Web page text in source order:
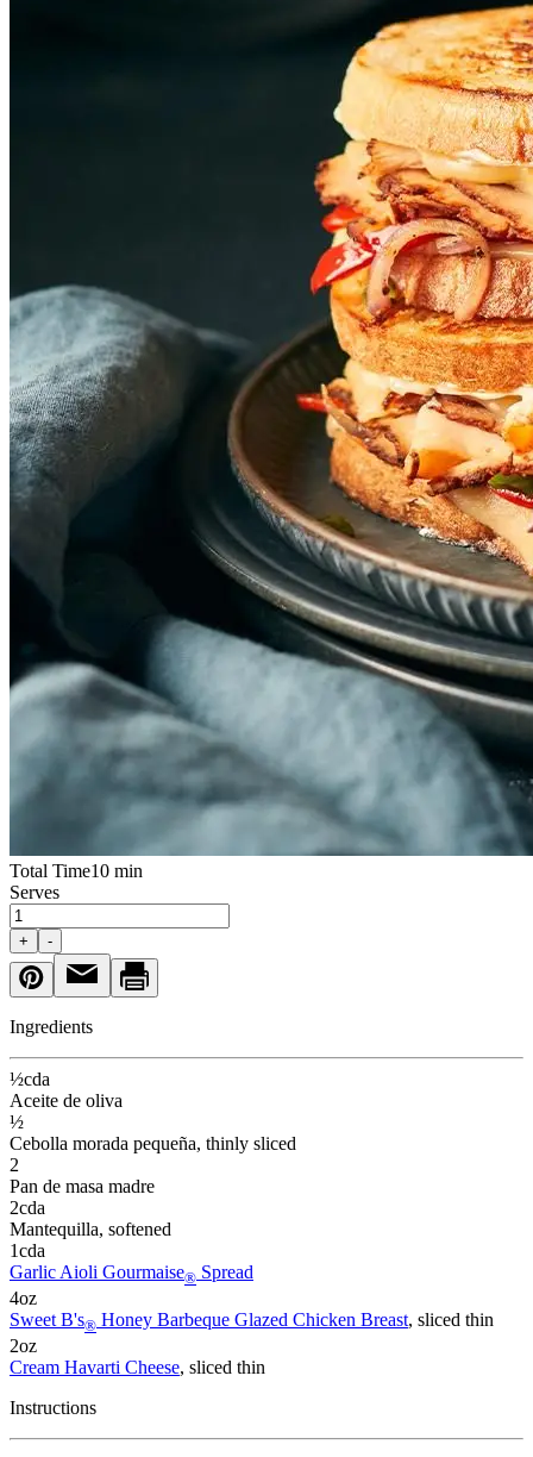
Total Time10 min
Serves
+ -
Ingredients
½cda
Aceite de oliva
½
Cebolla morada pequeña, thinly sliced
2
Pan de masa madre
2cda
Mantequilla, softened
1cda
Garlic Aioli Gourmaise® Spread
4oz
Sweet B's® Honey Barbeque Glazed Chicken Breast, sliced thin
2oz
Cream Havarti Cheese, sliced thin
Instructions